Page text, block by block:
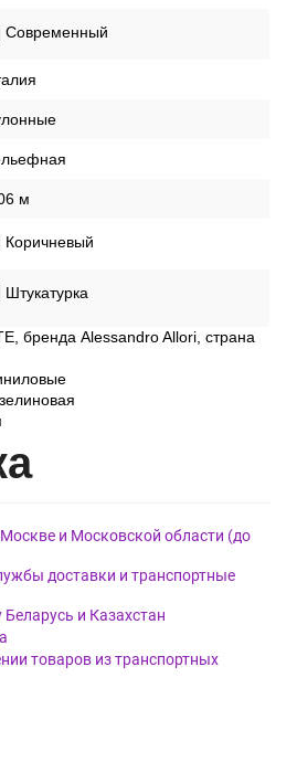
Современный
м
Коричневый
Штукатурка
бренда Alessandro Allori, страна
и Московской области (до
доставки и транспортные
и Казахстан
товаров из транспортных